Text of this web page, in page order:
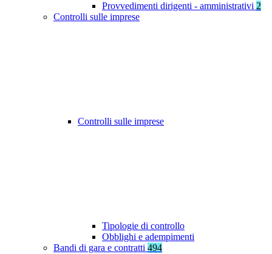
Provvedimenti dirigenti - amministrativi 2
Controlli sulle imprese
Controlli sulle imprese
Tipologie di controllo
Obblighi e adempimenti
Bandi di gara e contratti 494